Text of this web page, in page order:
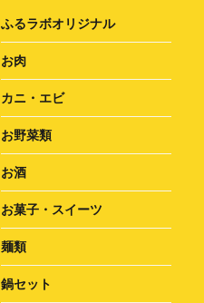
ふるラボオリジナル
お肉
カニ・エビ
お野菜類
お酒
お菓子・スイーツ
麺類
鍋セット